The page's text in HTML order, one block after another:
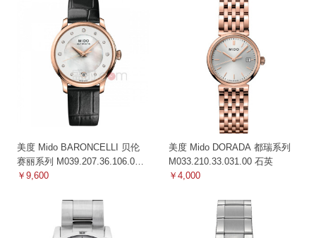
美度 Mido BARONCELLI 贝伦
赛丽系列 M039.207.36.106.00
机械
￥9,600
美度 Mido DORADA 都瑞系列
M033.210.33.031.00 石英
￥4,000